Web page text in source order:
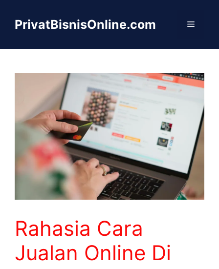
PrivatBisnisOnline.com Menu
Rahasia Cara
Jualan Online Di